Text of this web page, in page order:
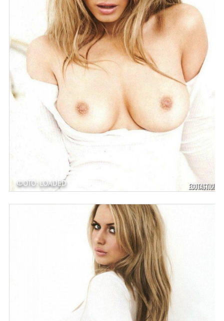
ФОТО: LOADED